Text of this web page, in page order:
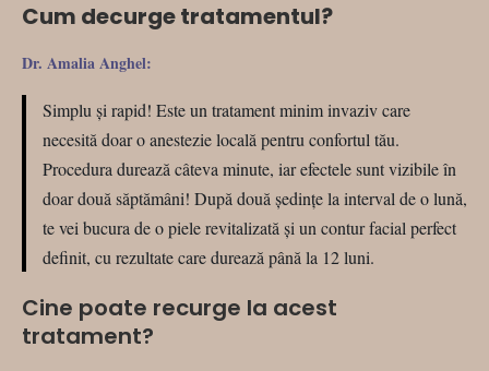
Cum decurge tratamentul?
Dr. Amalia Anghel:
Simplu și rapid! Este un tratament minim invaziv care
necesită doar o anestezie locală pentru confortul tău.
Procedura durează câteva minute, iar efectele sunt vizibile în
doar două săptămâni! După două ședințe la interval de o lună,
te vei bucura de o piele revitalizată și un contur facial perfect
definit, cu rezultate care durează până la 12 luni.
Cine poate recurge la acest
tratament?